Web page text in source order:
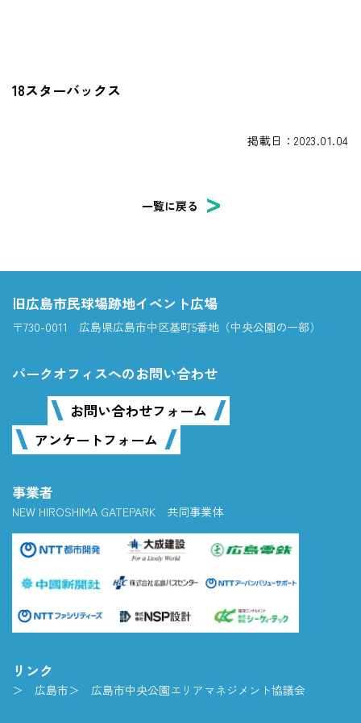
18スターバックス
掲載日：2023.01.04
一覧に戻る
旧広島市民球場跡地イベント広場
〒730-0011 広島県広島市中区基町5番地（中央公園の一部）
パークオフィスへのお問い合わせ
お問い合わせフォーム
アンケートフォーム
事業者
NEW HIROSHIMA GATEPARK 共同事業体
リンク
広島市 広島市中央公園エリアマネジメント協議会